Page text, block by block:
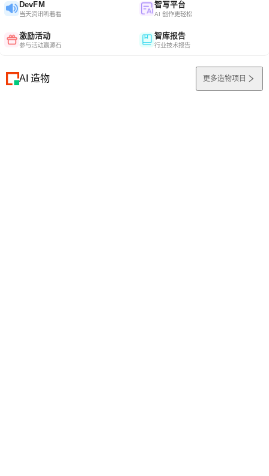
DevFM
当天资讯听着看
智写平台
AI 创作更轻松
激励活动
参与活动赢源石
智库报告
行业技术报告
AI 造物 更多造物项目